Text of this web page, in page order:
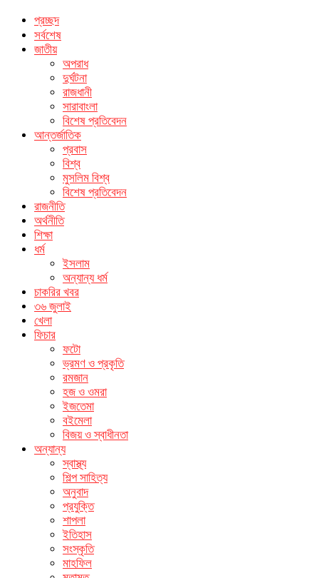
প্রচ্ছদ
সর্বশেষ
জাতীয়
অপরাধ
দুর্ঘটনা
রাজধানী
সারাবাংলা
বিশেষ প্রতিবেদন
আন্তর্জাতিক
প্রবাস
বিশ্ব
মুসলিম বিশ্ব
বিশেষ প্রতিবেদন
রাজনীতি
অর্থনীতি
শিক্ষা
ধর্ম
ইসলাম
অন্যান্য ধর্ম
চাকরির খবর
৩৬ জুলাই
খেলা
ফিচার
ফটো
ভ্রমণ ও প্রকৃতি
রমজান
হজ ও ওমরা
ইজতেমা
বইমেলা
বিজয় ও স্বাধীনতা
অন্যান্য
স্বাস্থ্য
শিল্প সাহিত্য
অনুবাদ
প্রযুক্তি
শাপলা
ইতিহাস
সংস্কৃতি
মাহফিল